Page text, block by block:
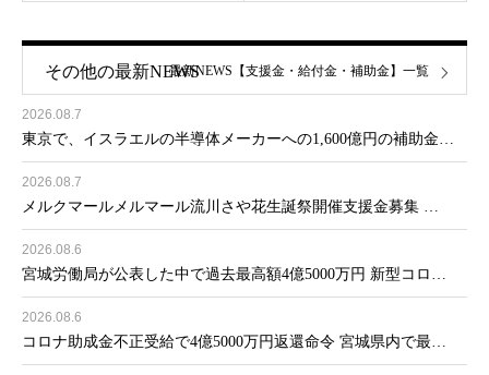
その他の最新NEWS
2026.08.7
東京で、イスラエルの半導体メーカーへの1,600億円の補助金…
2026.08.7
メルクマールメルマール流川さや花生誕祭開催支援金募集 …
2026.08.6
宮城労働局が公表した中で過去最高額4億5000万円 新型コロ…
2026.08.6
コロナ助成金不正受給で4億5000万円返還命令 宮城県内で最…
最新NEWS【支援金・給付金・補助金】一覧